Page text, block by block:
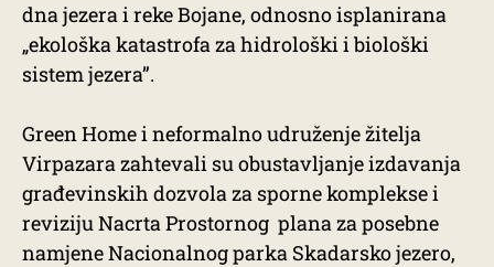
dna jezera i reke Bojane, odnosno isplanirana
„ekološka katastrofa za hidrološki i biološki
sistem jezera”.
Green Home i neformalno udruženje žitelja
Virpazara zahtevali su obustavljanje izdavanja
građevinskih dozvola za sporne komplekse i
reviziju Nacrta Prostornog plana za posebne
namjene Nacionalnog parka Skadarsko jezero,